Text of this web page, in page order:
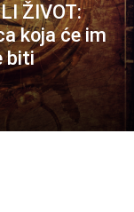
ŽIVOT:
koja će im
biti